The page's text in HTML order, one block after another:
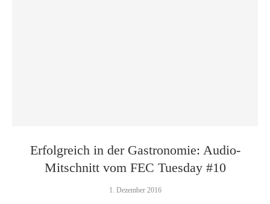
Erfolgreich in der Gastronomie: Audio-
Mitschnitt vom FEC Tuesday #10
1. Dezember 2016